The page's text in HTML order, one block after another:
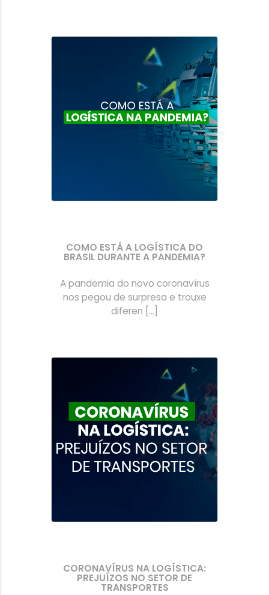
COMO ESTÁ A LOGÍSTICA DO
BRASIL DURANTE A PANDEMIA?
A pandemia do novo coronavírus
nos pegou de surpresa e trouxe
diferen [...]
CORONAVÍRUS NA LOGÍSTICA:
PREJUÍZOS NO SETOR DE
TRANSPORTES